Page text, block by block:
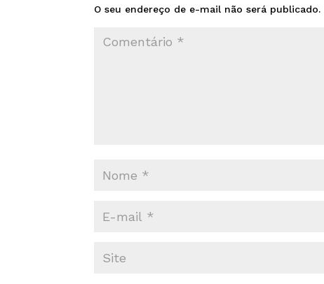
O seu endereço de e-mail não será publicado.